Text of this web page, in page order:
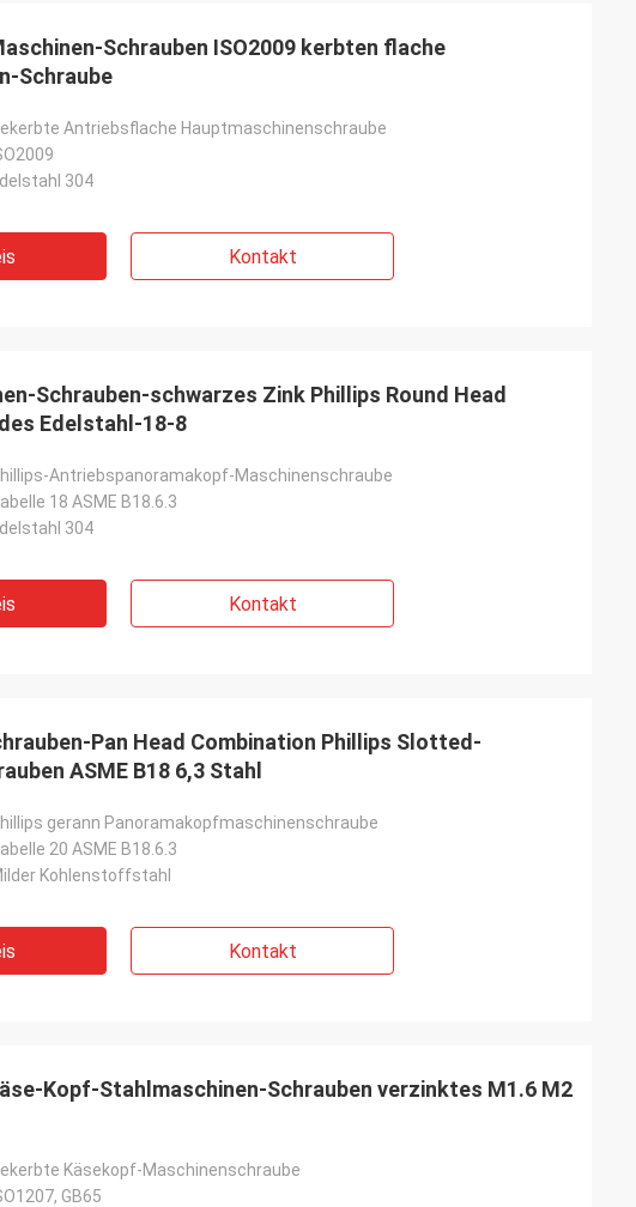
Schrauben ISO2009 kerbten flache
Schraube
Antriebsflache Hauptmaschinenschraube
304
Kontakt
Schrauben-schwarzes Zink Phillips Round Head
Edelstahl-18-8
Antriebspanoramakopf-Maschinenschraube
18 ASME B18.6.3
304
Kontakt
Pan Head Combination Phillips Slotted-
ASME B18 6,3 Stahl
gerann Panoramakopfmaschinenschraube
20 ASME B18.6.3
Kohlenstoffstahl
Kontakt
Kopf-Stahlmaschinen-Schrauben verzinktes M1.6 M2
Käsekopf-Maschinenschraube
GB65